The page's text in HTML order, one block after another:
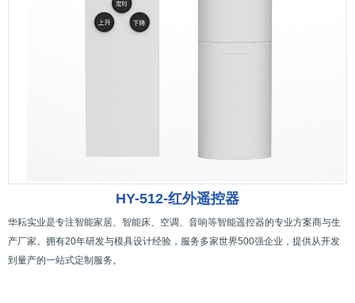
HY-512-红外遥控器
华耘实业是专注智能家居、智能床、空调、音响等智能遥控器的专业方案商与生
产厂家。拥有20年研发与模具设计经验，服务多家世界500强企业，提供从开发
到量产的一站式定制服务。